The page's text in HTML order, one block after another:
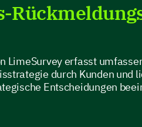
Die
Auswirkung
LimeSurvey erfasst
durch Kunden und
Entscheidungen